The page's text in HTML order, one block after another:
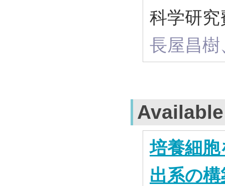
科学研
長屋昌
培養細
出系の